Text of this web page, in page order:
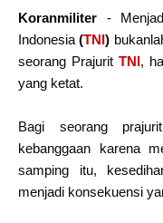
Koranmiliter -
Indonesia(TNI)
seorang PrajuritTNI,
yang ketat.
Bagi seorang
kebanggaan karena
samping itu,
menjadi konsekuensi